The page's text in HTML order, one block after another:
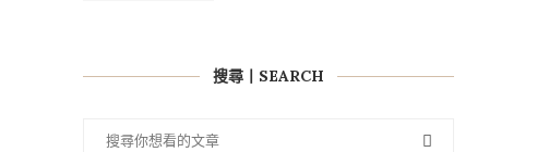
搜尋丨SEARCH